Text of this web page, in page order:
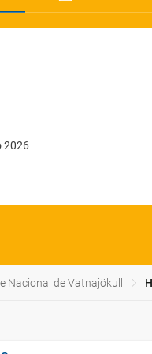
Nacional de Vatnajökull